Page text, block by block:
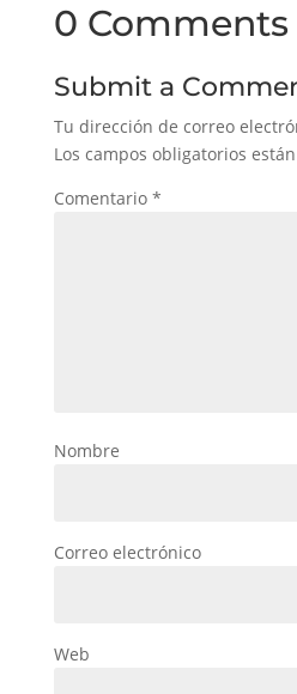
0 Comments
Submit a
Tu dirección de correo
Los campos obligatorios
Comentario *
Nombre
Correo electrónico
Web